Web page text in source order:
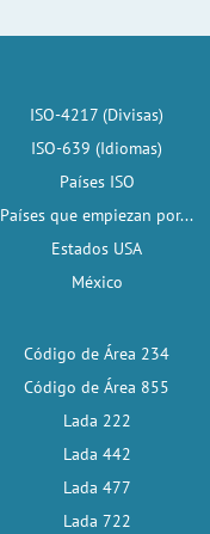
ISO-4217 (Divisas)
ISO-639 (Idiomas)
Países ISO
Países que empiezan por...
Estados USA
México
Código de Área 234
Código de Área 855
Lada 222
Lada 442
Lada 477
Lada 722